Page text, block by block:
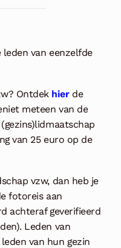
van eenzelfde
Ontdek hier de
meteen van de
van 25 euro op de
vzw, dan heb je
fotoreis aan
achteraf geverifieerd
Leden van
van hun gezin